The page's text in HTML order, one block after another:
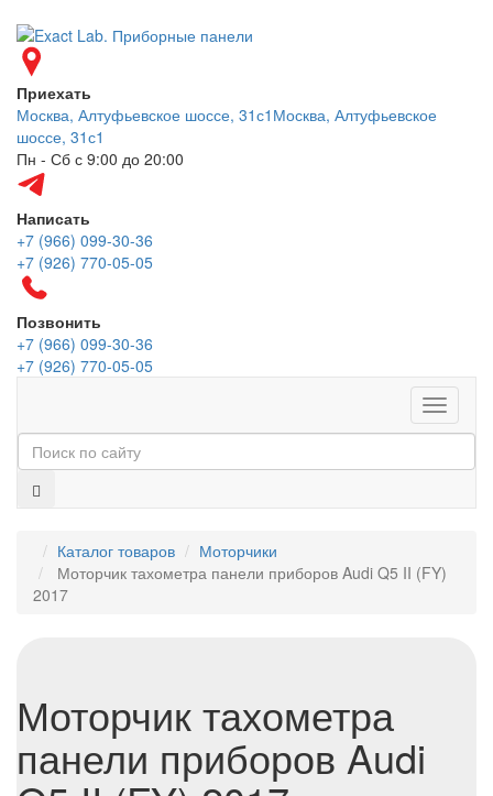
Приехать
Москва, Алтуфьевское шоссе, 31с1 Москва, Алтуфьевское
шоссе, 31с1
Пн - Сб с 9:00 до 20:00
Написать
+7 (966) 099-30-36
+7 (926) 770-05-05
Позвонить
+7 (966) 099-30-36
+7 (926) 770-05-05
Меню
Каталог товаров
Моторчики
Моторчик тахометра панели приборов Audi Q5 II (FY)
2017
Моторчик тахометра
панели приборов Audi